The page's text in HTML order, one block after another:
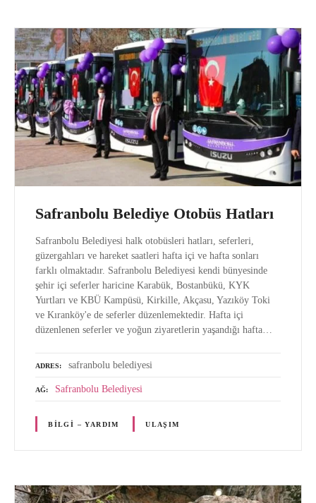
Safranbolu Belediye Otobüs Hatları
Safranbolu Belediyesi halk otobüsleri hatları, seferleri,
güzergahları ve hareket saatleri hafta içi ve hafta sonları
farklı olmaktadır. Safranbolu Belediyesi kendi bünyesinde
şehir içi seferler haricine Karabük, Bostanbükü, KYK
Yurtları ve KBÜ Kampüsü, Kirkille, Akçasu, Yazıköy Toki
ve Kıranköy'e de seferler düzenlemektedir. Hafta içi
düzenlenen seferler ve yoğun ziyaretlerin yaşandığı hafta…
ADRES safranbolu belediyesi
AĞ Safranbolu Belediyesi
BILGI – YARDIM ULAŞIM